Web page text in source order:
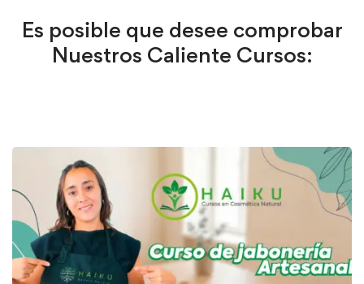
Es posible que desee comprobar
Nuestros Caliente Cursos: